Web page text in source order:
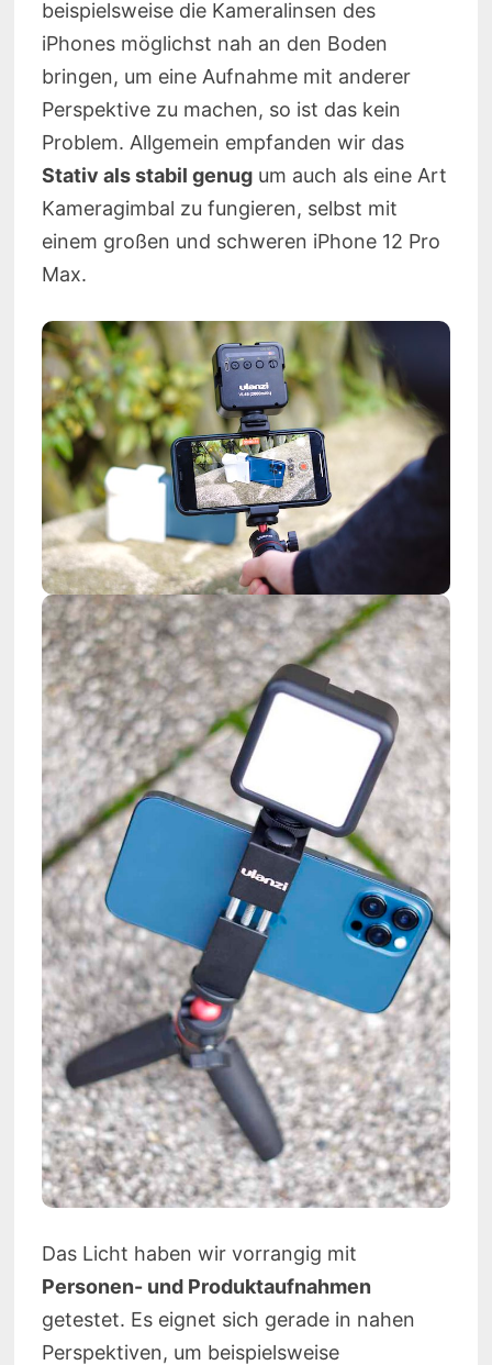
beispielsweise die Kameralinsen des
iPhones möglichst nah an den Boden
bringen, um eine Aufnahme mit anderer
Perspektive zu machen, so ist das kein
Problem. Allgemein empfanden wir das
Stativ als stabil genugum auch als eine Art
Kameragimbal zu fungieren, selbst mit
einem großen und schweren iPhone 12 Pro
Max.
Das Licht haben wir vorrangig mit
Personen- und Produktaufnahmen
getestet. Es eignet sich gerade in nahen
Perspektiven, um beispielsweise